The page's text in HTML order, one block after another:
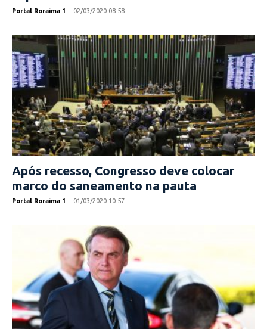
Portal Roraima 1 - 02/03/2020 08:58
Após recesso, Congresso deve colocar
marco do saneamento na pauta
Portal Roraima 1 - 01/03/2020 10:57